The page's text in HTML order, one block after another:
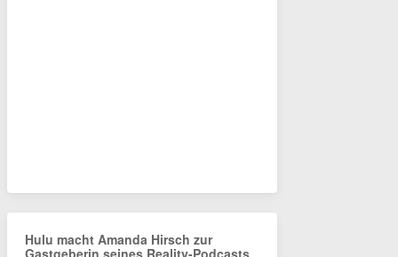
Hulu macht Amanda Hirsch zur
Gastgeberin seines Reality-Podcasts